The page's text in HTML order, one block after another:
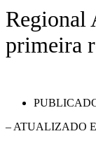
Regional
primeira
– ATUALIZADO